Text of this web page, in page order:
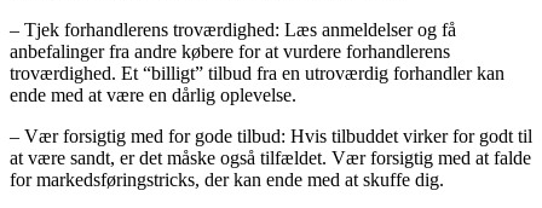
– Tjek forhandlerens troværdighed: Læs anmeldelser og få
anbefalinger fra andre købere for at vurdere forhandlerens
troværdighed. Et “billigt” tilbud fra en utroværdig forhandler kan
ende med at være en dårlig oplevelse.
– Vær forsigtig med for gode tilbud: Hvis tilbuddet virker for godt til
at være sandt, er det måske også tilfældet. Vær forsigtig med at falde
for markedsføringstricks, der kan ende med at skuffe dig.